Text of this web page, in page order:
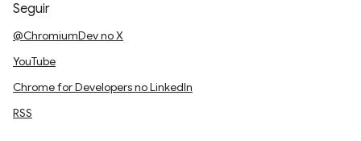
Seguir
@ChromiumDev no X
YouTube
Chrome for Developers no LinkedIn
RSS